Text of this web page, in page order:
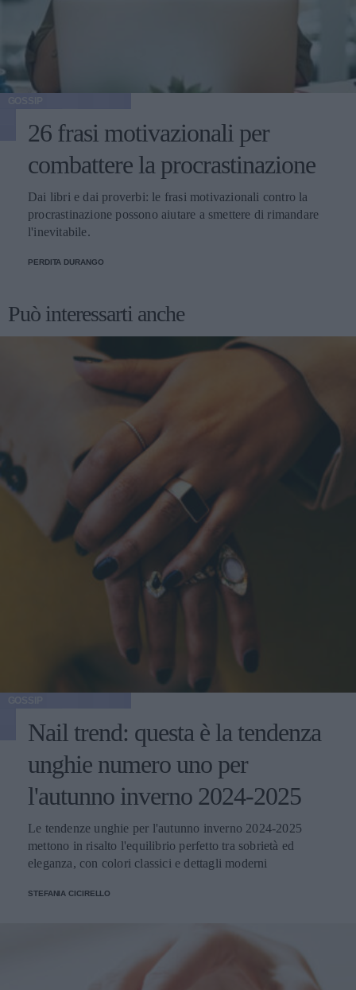
26 frasi motivazionali per
combattere la procrastinazione
Dai libri e dai proverbi: le frasi motivazionali contro la
procrastinazione possono aiutare a smettere di rimandare
l'inevitabile.
PERDITA DURANGO
Può interessarti anche
Nail trend: questa è la tendenza
unghie numero uno per
l'autunno inverno 2024-2025
Le tendenze unghie per l'autunno inverno 2024-2025
mettono in risalto l'equilibrio perfetto tra sobrietà ed
eleganza, con colori classici e dettagli moderni
STEFANIA CICIRELLO